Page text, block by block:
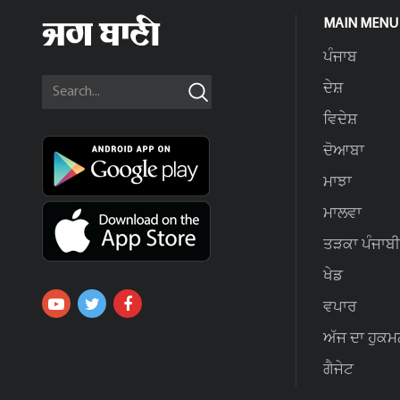
MAIN MENU
ਪੰਜਾਬ
ਦੇਸ਼
ਵਿਦੇਸ਼
ਦੋਆਬਾ
ਮਾਝਾ
ਮਾਲਵਾ
ਤੜਕਾ ਪੰਜਾਬੀ
ਖੇਡ
ਵਪਾਰ
ਅੱਜ ਦਾ
ਗੈਜੇਟ